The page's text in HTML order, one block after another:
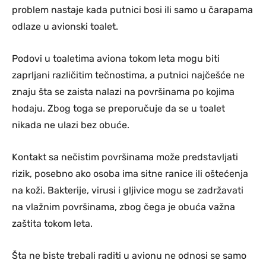
problem nastaje kada putnici bosi ili samo u čarapama
odlaze u avionski toalet.
Podovi u toaletima aviona tokom leta mogu biti
zaprljani različitim tečnostima, a putnici najčešće ne
znaju šta se zaista nalazi na površinama po kojima
hodaju. Zbog toga se preporučuje da se u toalet
nikada ne ulazi bez obuće.
Kontakt sa nečistim površinama može predstavljati
rizik, posebno ako osoba ima sitne ranice ili oštećenja
na koži. Bakterije, virusi i gljivice mogu se zadržavati
na vlažnim površinama, zbog čega je obuća važna
zaštita tokom leta.
Šta ne biste trebali raditi u avionu ne odnosi se samo